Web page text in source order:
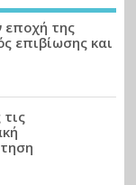
εποχή της
επιβίωσης και